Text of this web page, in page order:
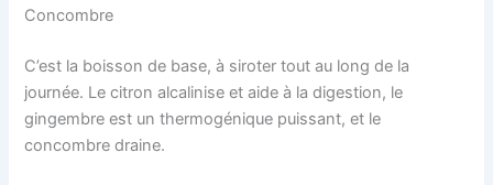
Concombre
C’est la boisson de base, à siroter tout au long de la
journée. Le citron alcalinise et aide à la digestion, le
gingembre est un thermogénique puissant, et le
concombre draine.